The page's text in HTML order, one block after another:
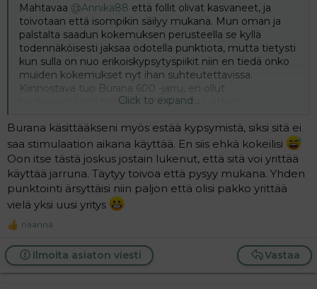
Mahtavaa @Annika88 että follit olivat kasvaneet, ja
toivotaan että isompikin säilyy mukana. Mun oman ja
palstalta saadun kokemuksen perusteella se kyllä
todennäköisesti jaksaa odotella punktiota, mutta tietysti
kun sulla on nuo erikoiskypsytyspiikit niin en tiedä onko
muiden kokemukset nyt ihan suhteutettavissa.
Kiinnostava tuo Burana 600 -jarru, en ollut
tuollaisestakaan tiennyt! Sehän auttaa sitten
sitä, kun mulla ajoitettiin punktio tosiaan pienempien
mukaan. Lääkäri ei kyllä vaikuttanut olevan huolissaan
siitä että isommat karkaisivat.
Click to expand...
Burana käsittääkseni myös estää kypsymistä, siksi sitä ei
saa stimulaation aikana käyttää. En siis ehkä kokeilisi
Oon itse tästä joskus jostain lukenut, että sitä voi yrittää
käyttää jarruna. Täytyy toivoa että pysyy mukana. Yhden
punktointi ärsyttäisi niin paljon että olisi pakko yrittää
vielä yksi uusi yritys
R
a
c
t
näännä
Vastaa
Ilmoita asiaton viesti